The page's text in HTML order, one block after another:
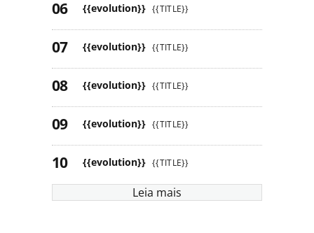
{{evolution}} {{TITLE}}
{{evolution}} {{TITLE}}
{{evolution}} {{TITLE}}
{{evolution}} {{TITLE}}
{{evolution}} {{TITLE}}
Leia mais